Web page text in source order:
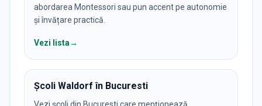
abordarea Montessori sau pun accent pe autonomie
și învățare practică.
Vezi lista→
Școli Waldorf în Bucuresti